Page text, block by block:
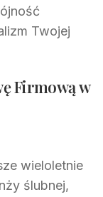
Twojej
Firmową w
wieloletnie
ślubnej,